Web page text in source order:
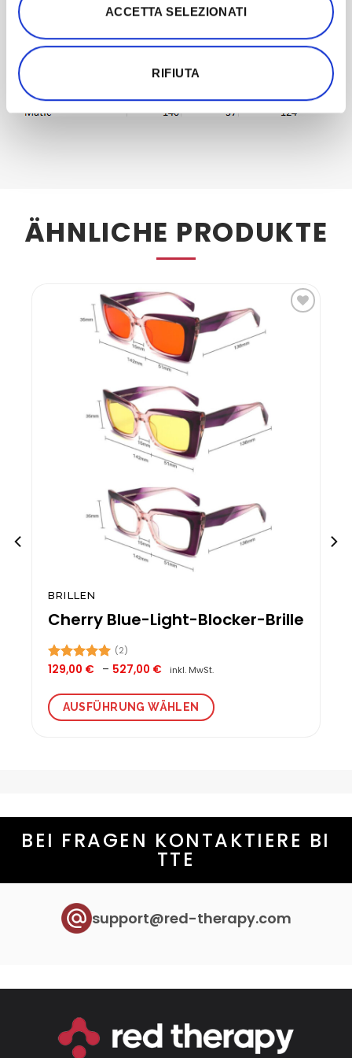
ACCETTA SELEZIONATI
RIFIUTA
ÄHNLICHE PRODUKTE
Wunschliste
BRILLEN
Cherry Blue-Light-Blocker-Brille
Bewertet
von 5
(2)
129,00 € – 527,00 € Preisspanne:
527,00 €
inkl. MwSt.
AUSFÜHRUNG WÄHLEN
Optionen
Produktseite
gewählt
BEI FRAGEN KONTAKTIERE BI
TTE
support@red-therapy.com